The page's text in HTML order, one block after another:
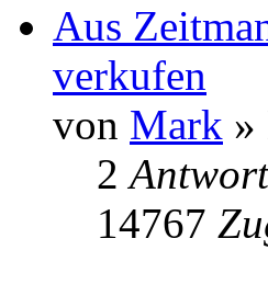
Aus
verkufen
von Mark »
2
14767